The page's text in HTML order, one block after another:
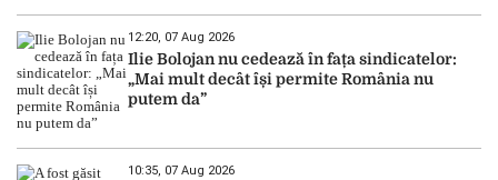
12:20, 07 Aug 2026
Ilie Bolojan nu cedează în fața sindicatelor:
„Mai mult decât își permite România nu
putem da”
10:35, 07 Aug 2026